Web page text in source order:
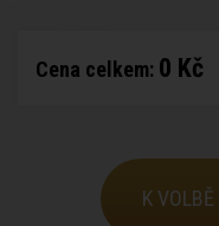
Cena celkem: 0 Kč